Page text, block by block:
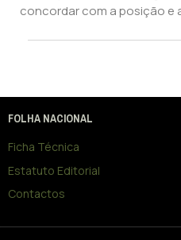
concordar com a posição e
FOLHA NACIONAL
Ficha Técnica
Estatuto Editorial
Contactos